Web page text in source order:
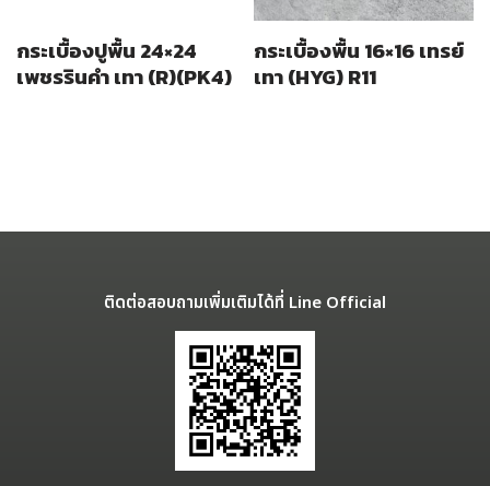
กระเบื้องปูพื้น 24×24
เพชรรินคำ เทา (R)(PK4)
กระเบื้องพื้น 16×16 เทรย์
เทา (HYG) R11
ติดต่อสอบถามเพิ่มเติมได้ที่ Line Official